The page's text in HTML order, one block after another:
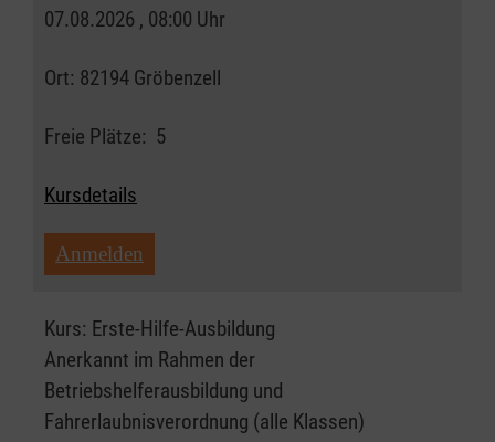
07.08.2026 , 08:00 Uhr
Ort: 82194 Gröbenzell
Freie Plätze: 5
Kursdetails
Anmelden
Kurs: Erste-Hilfe-Ausbildung
Anerkannt im Rahmen der
Betriebshelferausbildung und
Fahrerlaubnisverordnung (alle Klassen)